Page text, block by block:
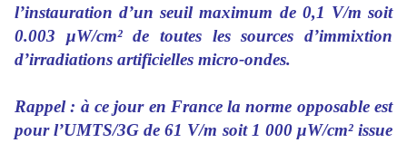
l’instauration d’un seuil maximum de 0,1 V/m soit
0.003 μW/cm² de toutes les sources d’immixtion
d’irradiations artificielles micro-ondes.
Rappel : à ce jour en France la norme opposable est
pour l’UMTS/3G de 61 V/m soit 1 000 μW/cm² issue